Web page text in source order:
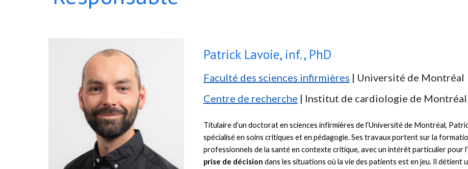
Patrick Lavoie, inf., PhD
Faculté des sciences infirmières | Université de Montréal
Centre de recherche | Institut de cardiologie de Montréal
Titulaire d’un doctorat en sciences infirmières de l’Université de Montréal,
spécialisé en soins critiques et en pédagogie. Ses travaux portent sur la
professionnels de la santé en contexte critique, avec un intérêt particulier pour l’
prise de décision dans les situations où la vie des patients est en jeu. Il détient